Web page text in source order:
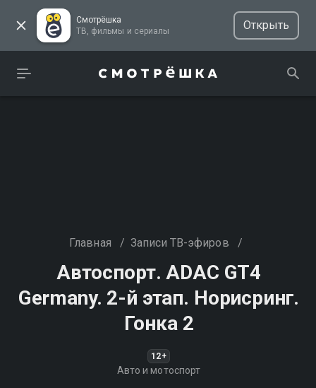
Смотрёшка
ТВ, фильмы и сериалы
Открыть
Главная / Записи ТВ-эфиров /
Автоспорт. ADAC GT4
Germany. 2-й этап. Норисринг.
Гонка 2
12+
Авто и мотоспорт